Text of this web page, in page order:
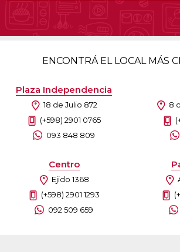
ENCONTRÁ EL LOCAL MÁS
Plaza Independencia
18 de Julio 872
(+598) 2901 0765
093 848 809
8
Centro
Ejido 1368
(+598) 2901 1293
092 509 659